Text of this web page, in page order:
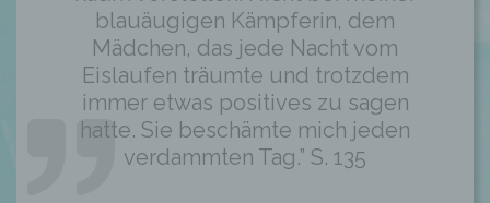
blauäugigen Kämpferin, dem
Mädchen, das jede Nacht vom
Eislaufen träumte und trotzdem
immer etwas positives zu sagen
hatte. Sie beschämte mich jeden
verdammten Tag.” S. 135